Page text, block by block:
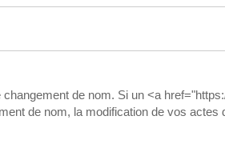
de nom. Si un <a
de nom, la modification de vos actes